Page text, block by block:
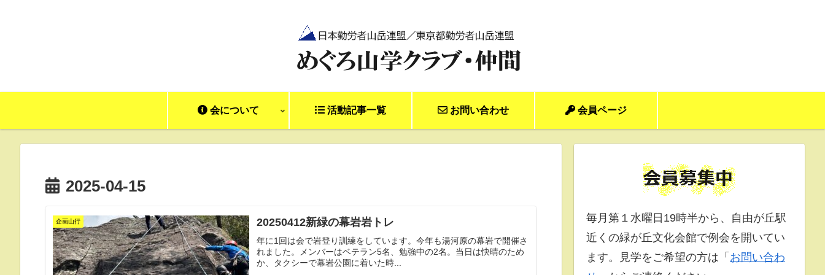
会について 活動記事一覧 お問い合わせ 会員ページ
2025-04-15
企画山行 20250412新緑の幕岩岩トレ
年に1回は会で岩登り訓練をしています。今年も湯河原の幕岩で開催さ
れました。メンバーはベテラン5名、勉強中の2名。当日は快晴のため
か、タクシーで幕岩公園に着いた時...
毎月第１水曜日19時半から、自由が丘駅
近くの緑が丘文化会館で例会を開いてい
ます。見学をご希望の方は「 お問い合わ